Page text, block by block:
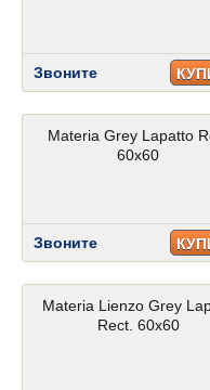
Звоните
Materia Grey Lapatto
60x60
Звоните
Materia Lienzo Grey
Rect. 60x60